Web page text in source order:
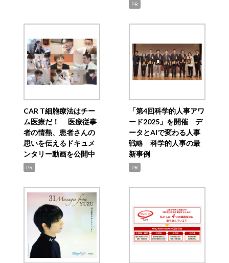
PR
CAR T細胞療法はチー
ム医療だ！ 医療従事
者の情熱、患者さんの
思いを伝えるドキュメ
ンタリー動画を公開中
PR
「第4回科学的人事アワ
ード2025」を開催 デ
ータとAIで変わる人事
戦略 科学的人事の最
新事例
PR